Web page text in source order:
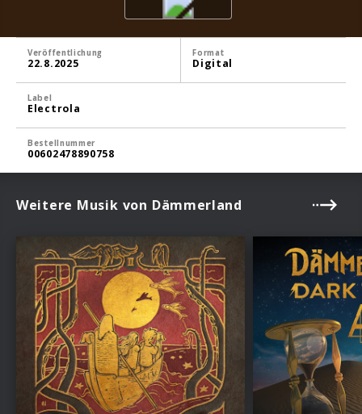
Veröffentlichung
22.8.2025
Format
Digital
Label
Electrola
Bestellnummer
00602478890758
Weitere Musik von Dämmerland